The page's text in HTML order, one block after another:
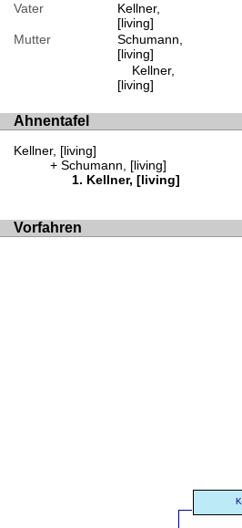
Vater
Kellner,
[living]
Mutter
Schumann,
[living]
Kellner,
[living]
Ahnentafel
Kellner, [living]
Schumann, [living]
Kellner, [living]
Vorfahren